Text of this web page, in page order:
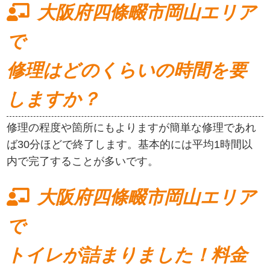
大阪府四條畷市岡山エリア
で
修理はどのくらいの時間を要
しますか？
修理の程度や箇所にもよりますが簡単な修理であれ
ば30分ほどで終了します。基本的には平均1時間以
内で完了することが多いです。
大阪府四條畷市岡山エリア
で
トイレが詰まりました！料金